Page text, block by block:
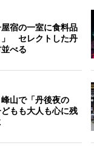
宿の一室に食料品
」 セレクトした丹
べる
山で「丹後夜の
もも大人も心に残